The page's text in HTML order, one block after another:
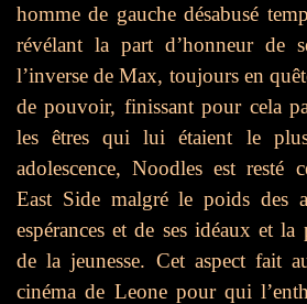
homme de gauche désabusé
révélant la part d’honneur de
l’inverse de Max, toujours en
de pouvoir, finissant pour cela
les êtres qui lui étaient le
adolescence, Noodles est
East Side malgré le poids des
espérances et de ses idéaux et la
de la jeunesse. Cet aspect fait
cinéma de Leone pour qui